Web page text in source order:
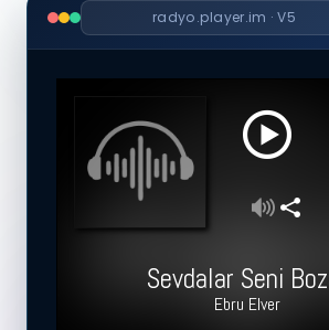
radyo.player.im · V5
Sevdalar Seni
Ebru Elver